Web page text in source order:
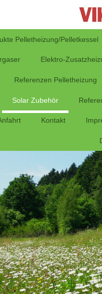
Pelletheizung/Pelletkessel
Elektro-
Referenzen Pelletheizung
Solar Zubehör
Kontakt